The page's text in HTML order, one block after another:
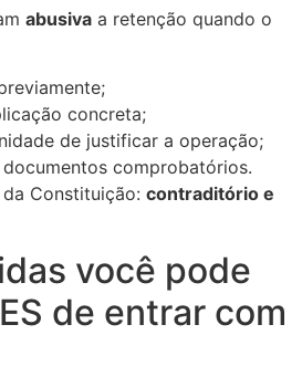
abusiva a retenção quando o
concreta;
de justificar a operação;
comprobatórios.
Constituição: contraditório e
você pode
de entrar com